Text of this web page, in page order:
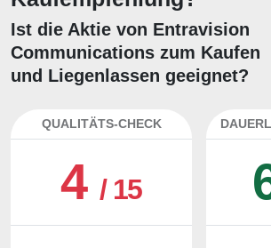
Ist die Aktie von Entravision
Communications zum Kaufen
und Liegenlassen geeignet?
QUALITÄTS-CHECK
4/ 15